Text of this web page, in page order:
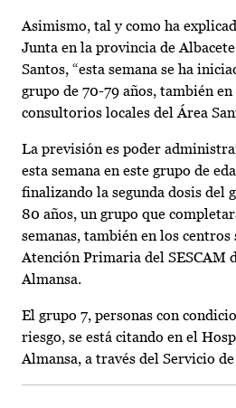
Asimismo, tal y como ha
Junta en la provincia de
Santos, “esta semana se ha
grupo de 70-79 años, también
consultorios locales del Área
La previsión es poder
esta semana en este grupo de
finalizando la segunda dosis del
80 años, un grupo que
semanas, también en los
Atención Primaria del SESCAM
Almansa.
El grupo 7, personas con
riesgo, se está citando en el
Almansa, a través del Servicio